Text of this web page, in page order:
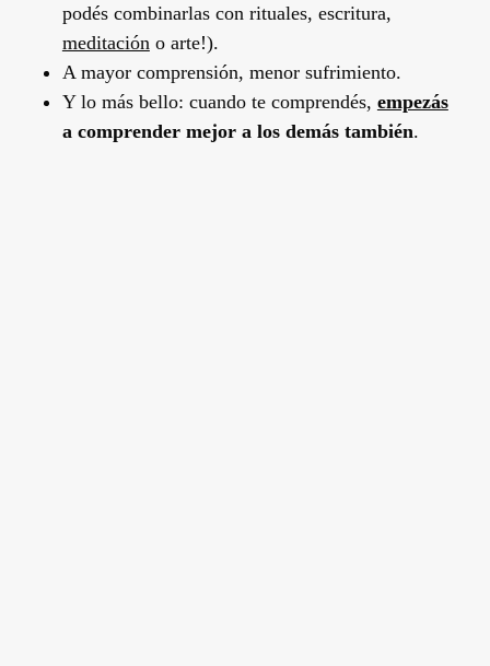
podés combinarlas con rituales, escritura,
meditación o arte!).
A mayor comprensión, menor sufrimiento.
Y lo más bello: cuando te comprendés, empezás
a comprender mejor a los demás también.